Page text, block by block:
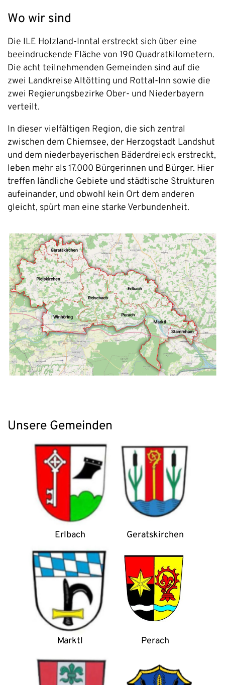
Wo wir sind
Die ILE Holzland-Inntal erstreckt sich über eine
beeindruckende Fläche von 190 Quadratkilometern.
Die acht teilnehmenden Gemeinden sind auf die
zwei Landkreise Altötting und Rottal-Inn sowie die
zwei Regierungsbezirke Ober- und Niederbayern
verteilt.
In dieser vielfältigen Region, die sich zentral
zwischen dem Chiemsee, der Herzogstadt Landshut
und dem niederbayerischen Bäderdreieck erstreckt,
leben mehr als 17.000 Bürgerinnen und Bürger. Hier
treffen ländliche Gebiete und städtische Strukturen
aufeinander, und obwohl kein Ort dem anderen
gleicht, spürt man eine starke Verbundenheit.
Unsere Gemeinden
Erlbach Geratskirchen
Marktl Perach